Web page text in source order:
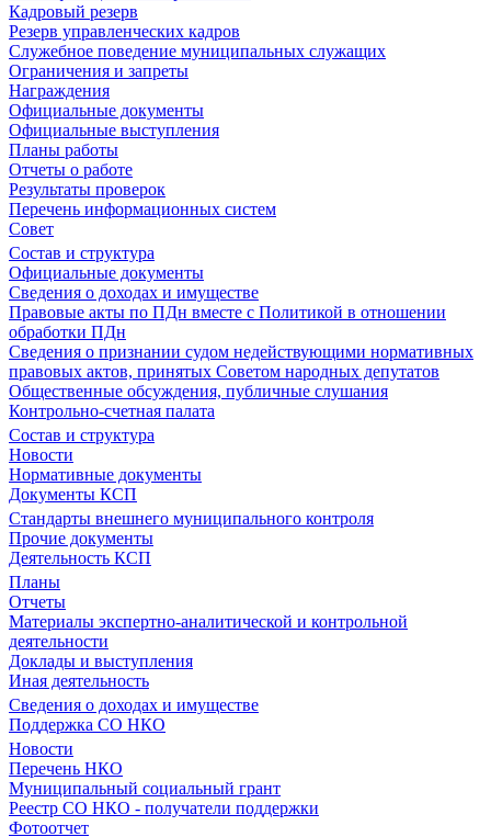
Кадровый резерв
Резерв управленческих кадров
Служебное поведение муниципальных служащих
Ограничения и запреты
Награждения
Официальные документы
Официальные выступления
Планы работы
Отчеты о работе
Результаты проверок
Перечень информационных систем
Совет
Состав и структура
Официальные документы
Сведения о доходах и имуществе
Правовые акты по ПДн вместе с Политикой в отношении
обработки ПДн
Сведения о признании судом недействующими нормативных
правовых актов, принятых Советом народных депутатов
Общественные обсуждения, публичные слушания
Контрольно-счетная палата
Состав и структура
Новости
Нормативные документы
Документы КСП
Стандарты внешнего муниципального контроля
Прочие документы
Деятельность КСП
Планы
Отчеты
Материалы экспертно-аналитической и контрольной
деятельности
Доклады и выступления
Иная деятельность
Сведения о доходах и имуществе
Поддержка СО НКО
Новости
Перечень НКО
Муниципальный социальный грант
Реестр СО НКО - получатели поддержки
Фотоотчет